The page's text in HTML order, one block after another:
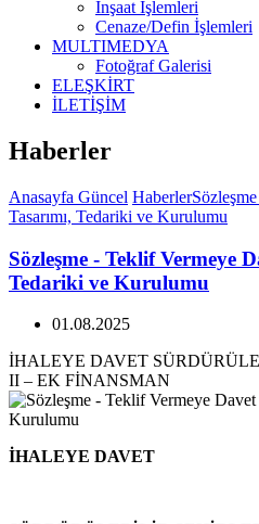
İnşaat İşlemleri
Cenaze/Defin İşlemleri
MULTIMEDYA
Fotoğraf Galerisi
ELEŞKİRT
İLETİŞİM
Haberler
Anasayfa Güncel Haberler
Tasarımı, Tedariki ve Kurulumu
Sözleşme - Teklif Vermeye
Tedariki ve Kurulumu
01.08.2025
İHALEYE DAVET
II – EK FİNANSMAN
İHALEYE DAVET